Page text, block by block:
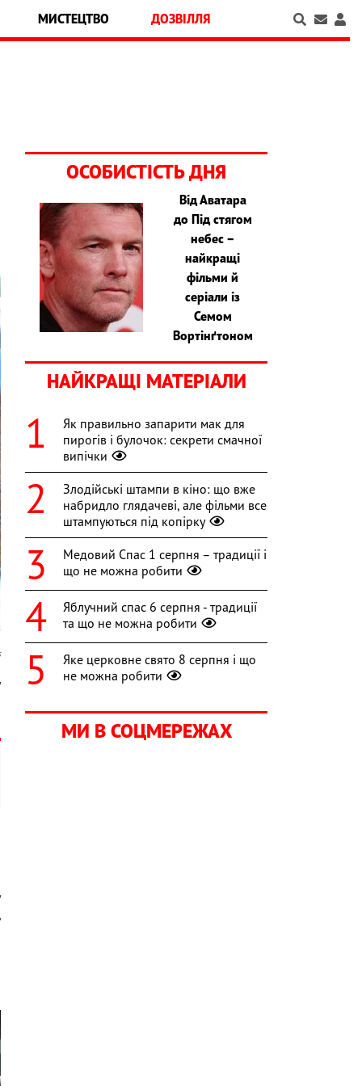
МИСТЕЦТВО ДОЗВІЛЛЯ
ОСОБИСТІСТЬ ДНЯ
Від Аватара
до Під стягом
небес –
найкращі
фільми й
серіали із
Семом
Вортінґтоном
НАЙКРАЩІ МАТЕРІАЛИ
Як правильно запарити мак для
пирогів і булочок: секрети смачної
випічки
Злодійські штампи в кіно: що вже
набридло глядачеві, але фільми все
штампуються під копірку
Медовий Спас 1 серпня – традиції і
що не можна робити
Яблучний спас 6 серпня - традиції
та що не можна робити
Яке церковне свято 8 серпня і що
не можна робити
МИ В СОЦМЕРЕЖАХ